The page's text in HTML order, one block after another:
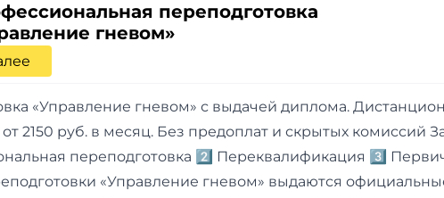
переподготовка
гневом»
«Управление гневом» с выдачей диплома.
2150 руб. в месяц. Без предоплат и скрытых комиссий
переподготовка 2️⃣ Переквалификация 3️⃣
«Управление гневом» выдаются